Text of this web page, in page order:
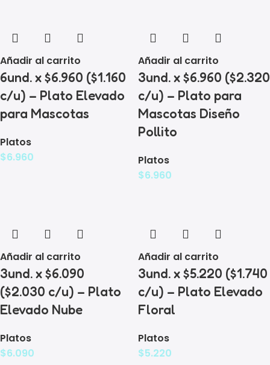
Añadir al carrito
6und. x $6.960 ($1.160
c/u) – Plato Elevado
para Mascotas
Platos
$6.960
Añadir al carrito
3und. x $6.960 ($2.320
c/u) – Plato para
Mascotas Diseño
Pollito
Platos
$6.960
Añadir al carrito
3und. x $6.090
($2.030 c/u) – Plato
Elevado Nube
Platos
$6.090
Añadir al carrito
3und. x $5.220 ($1.740
c/u) – Plato Elevado
Floral
Platos
$5.220